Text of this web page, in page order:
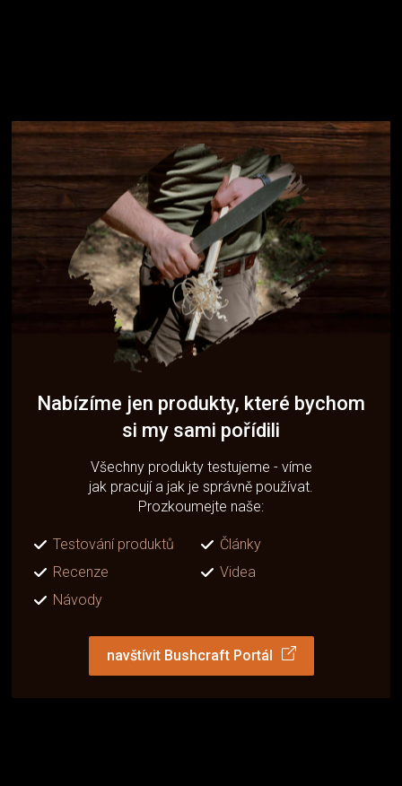
Nabízíme jen produkty, které bychom
si my sami pořídili
Všechny produkty testujeme - víme
jak pracují a jak je správně používat.
Prozkoumejte naše:
Testování produktů
Články
Recenze
Videa
Návody
navštívit Bushcraft Portál